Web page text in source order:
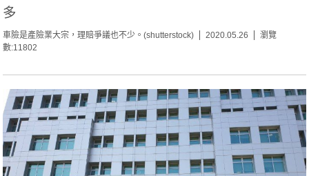
多
車險是產險業大宗，理賠爭議也不少。(shutterstock) 2020.05.26
瀏覽
數:11802